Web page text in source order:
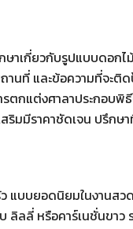
าเกี่ยวกับรูปแบบดอก
นที่ และข้อความที่จะ
กแต่งศาลาประกอบ
ริมมีราคาชัดเจน ปรึก
แบบยอดนิยมในงานส
ลี่ หรือคาร์เนชั่นขาว